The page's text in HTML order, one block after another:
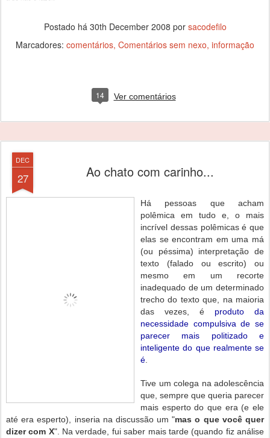
Postado há 30th December 2008 por sacodefilo
Marcadores: comentários Comentários sem nexo informação
14 Ver comentários
DEC
27 Ao chato com carinho...
Há pessoas que acham
polêmica em tudo e, o mais
incrível dessas polêmicas é que
elas se encontram em uma má
(ou péssima) interpretação de
texto (falado ou escrito) ou
mesmo em um recorte
inadequado de um determinado
trecho do texto que, na maioria
das vezes, é produto da
necessidade compulsiva de se
parecer mais politizado e
inteligente do que realmente se
é
Tive um colega na adolescência
que, sempre que queria parecer
mais esperto do que era (e ele
até era esperto), inseria na discussão um "mas o que você quer
dizer com X". Na verdade, fui saber mais tarde (quando fiz análise